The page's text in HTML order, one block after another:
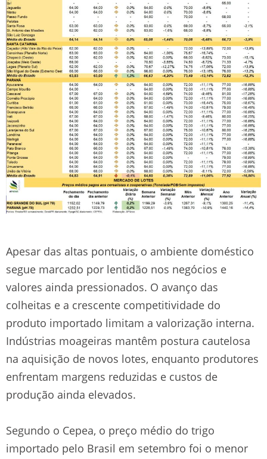
Apesar das altas pontuais, o ambiente doméstico
segue marcado por lentidão nos negócios e
valores ainda pressionados. O avanço das
colheitas e a crescente competitividade do
produto importado limitam a valorização interna.
Indústrias moageiras mantêm postura cautelosa
na aquisição de novos lotes, enquanto produtores
enfrentam margens reduzidas e custos de
produção ainda elevados.
Segundo o Cepea, o preço médio do trigo
importado pelo Brasil em setembro foi o menor